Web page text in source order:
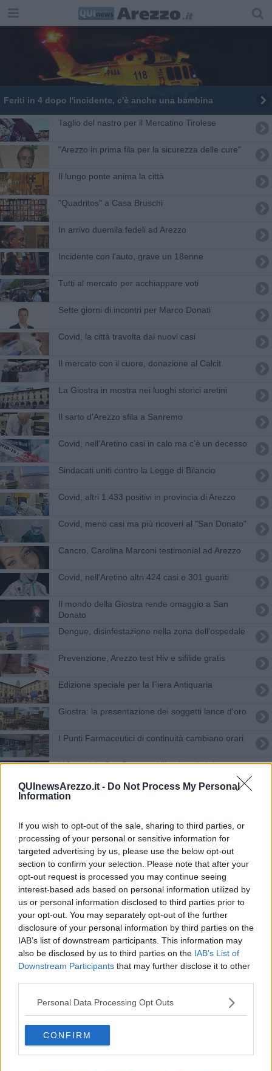
QUInewsArezzo.it - Do Not Process My Personal
Information
If you wish to opt-out of the sale, sharing to third parties, or
processing of your personal or sensitive information for
targeted advertising by us, please use the below opt-out
section to confirm your selection. Please note that after your
opt-out request is processed you may continue seeing
interest-based ads based on personal information utilized by
us or personal information disclosed to third parties prior to
your opt-out. You may separately opt-out of the further
disclosure of your personal information by third parties on the
IAB’s list of downstream participants. This information may
also be disclosed by us to third parties on the IAB’s List of
Downstream Participants that may further disclose it to other
Personal Data Processing Opt Outs
CONFIRM
Feriti in 4 dopo l'incidente, c'è anche una bambina
Taglio del nastro per il Mercatino Tirolese
"Arezzo in prima fila per la sicurezza delle cure"
Il lungo ponte anima la città
"Quadritos" a Casa Bruschi
In arrivo duemila fedeli ad Arezzo
Incidente con l'auto, grave un 18enne
Tutti al mercato per acchiappare voti
Sette giorni di incontri per Marco Donati
Covid, la città travolta dai nuovi casi
Il mercato con il cuore, donazione al Calcit
La Giostra in mostra nei luoghi storici aretini
Il sarto d'Arezzo sfila a Sanremo
Covid, nell’Aretino casi in calo ma c’è un decesso
Sindacati uniti contro la Legge di Bilancio
Covid, altri 1.433 positivi in provincia di Arezzo
Covid, meno casi ma più ricoveri al "San Donato"
Cancro, Carolina Marconi testimonial ad Arezzo
Covid, nell'Aretino altri 424 casi e 301 guariti
Il mondo della Giostra rende omaggio a San
Donato
Dengue, disinfestazione nella zona dell'ospedale
Prevenzione, Arezzo test Hiv e sifilide gratis
Edizione speciale per la Fiera Antiquaria
Giostra: la presentazione dei soggetti lance d'oro
I ​Punti Farmaceutici di continuità cambiano orari
L'Ospedale San Donato si illumina di viola
Arezzo capitale dell’arte e della creatività
Un seminario su attese e aspettative dei malati
I festeggiamenti per San Donato
Entrata gratuita per chi dona cibo
Sbandieratori e musici, premiazione per 8 allievi
Aretini corrono a Valencia per la neonatologia
Il viaggio negli scatti di Dante Donati
L'agenda settimanale di Donati